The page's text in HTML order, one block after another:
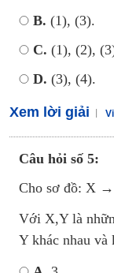
B. (1), (3).
C. (1), (2),
D. (3), (4).
Xem lời giải
Câu hỏi số 5:
Cho sơ đồ: X
Với X,Y là
Y khác nhau và